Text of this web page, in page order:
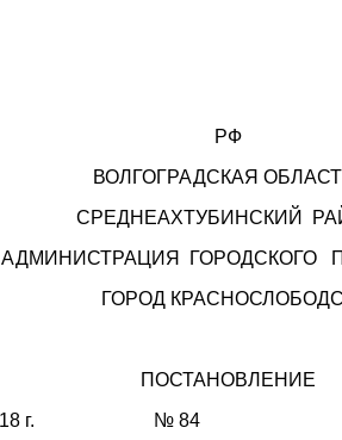
РФ
ВОЛГОГРАДСКАЯ
СРЕДНЕАХТУБИНСКИЙ
АДМИНИСТРАЦИЯ ГОРОДСКОГО
ГОРОД
ПОСТАНОВЛЕНИЕ
2018 г. № 84